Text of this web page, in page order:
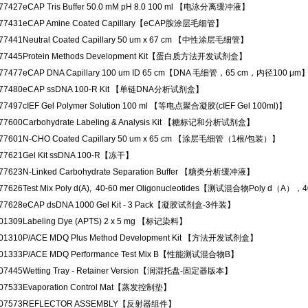
eCAP Tris Buffer 50.0 mM pH 8.0 100 ml 【电泳分离缓冲液】
eCAP Amine Coated Capillary【eCAP胺涂层毛细管】
Neutral Coated Capillary 50 um x 67 cm 【中性涂层毛细管】
Protein Methods Development Kit【蛋白质方法开发试剂盒】
eCAP DNA Capillary 100 um ID 65 cm【DNA 毛细管，65 cm，内径100 μm】
eCAP ssDNA 100-R Kit 【单链DNA分析试剂盒】
cIEF Gel Polymer Solution 100 ml 【等电点聚合凝胶(cIEF Gel 100ml)】
Carbohydrate Labeling & Analysis Kit 【糖标记和分析试剂盒】
N-CHO Coated Capillary 50 um x 65 cm 【涂层毛细管（1根/包装）】
Gel Kit ssDNA 100-R【冻干】
N-Linked Carbohydrate Separation Buffer 【糖类分析缓冲液】
Test Mix Poly d(A), 40-60 mer Oligonucleotides【测试混合物Poly d（A），
eCAP dsDNA 1000 Gel Kit - 3 Pack【凝胶试剂盒-3件装】
Labeling Dye (APTS) 2 x 5 mg 【标记染料】
P/ACE MDQ Plus Method Development Kit 【方法开发试剂盒】
P/ACE MDQ Performance Test Mix B【性能测试混合物B】
Wetting Tray - Retainer Version【润湿托盘-固定器版本】
Evaporation Control Mat【蒸发控制垫】
REFLECTOR ASSEMBLY【反射器组件】